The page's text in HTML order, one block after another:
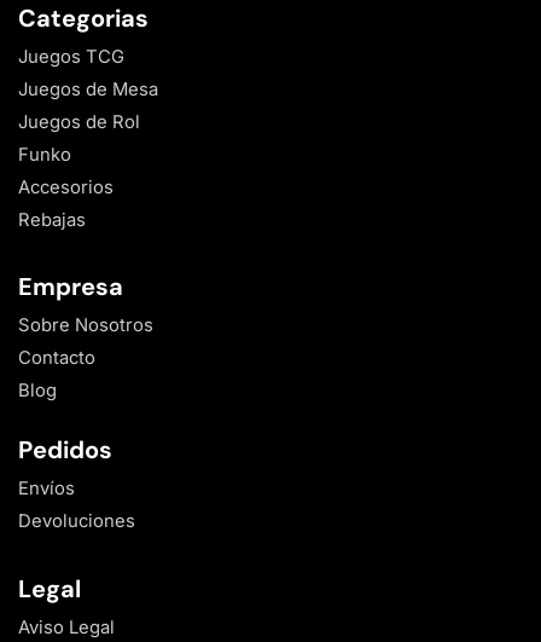
Categorias
Juegos TCG
Juegos de Mesa
Juegos de Rol
Funko
Accesorios
Rebajas
Empresa
Sobre Nosotros
Contacto
Blog
Pedidos
Envíos
Devoluciones
Legal
Aviso Legal